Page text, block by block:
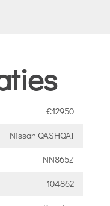
€12950
Nissan QASHQAI
NN865Z
104862